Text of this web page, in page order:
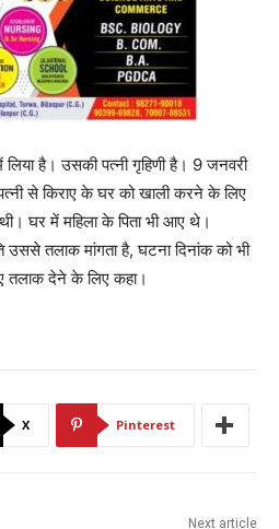
है। उसकी पत्नी गृहिणी है। 9 जनवरी
से किराए के घर को खाली करने के लिए
घर में महिला के पिता भी आए थे।
उससे तलाक मांगता है, घटना दिनांक को भी
तलाक देने के लिए कहा।
X Pinterest
Next article